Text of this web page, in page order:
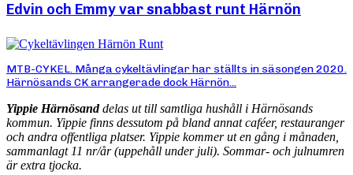
Edvin och Emmy var snabbast runt Härnön
MTB-CYKEL. Många cykeltävlingar har ställts in säsongen 2020.
Härnösands CK arrangerade dock Härnön...
Yippie Härnösanddelas ut till samtliga hushåll i Härnösands
kommun. Yippie finns dessutom på bland annat caféer, restauranger
och andra offentliga platser. Yippie kommer ut en gång i månaden,
sammanlagt 11 nr/år (uppehåll under juli). Sommar- och julnumren
är extra tjocka.